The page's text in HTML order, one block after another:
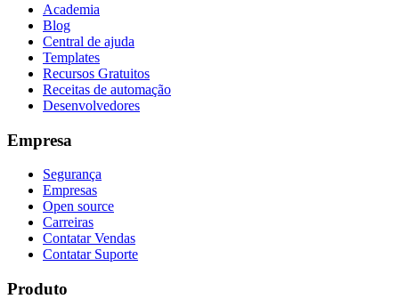
Academia
Blog
Central de ajuda
Templates
Recursos Gratuitos
Receitas de automação
Desenvolvedores
Empresa
Segurança
Empresas
Open source
Carreiras
Contatar Vendas
Contatar Suporte
Produto